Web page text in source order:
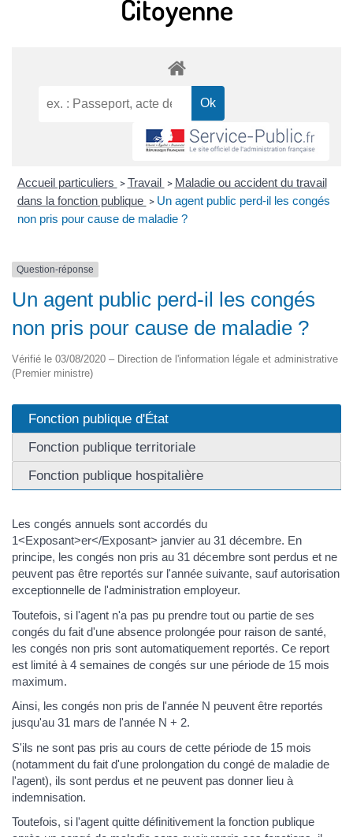
Citoyenne
Accueil particuliers > Travail > Maladie ou accident du travail
dans la fonction publique > Un agent public perd-il les congés
non pris pour cause de maladie ?
Question-réponse
Un agent public perd-il les congés
non pris pour cause de maladie ?
Vérifié le 03/08/2020 – Direction de l'information légale et administrative
(Premier ministre)
Fonction publique d'État
Fonction publique territoriale
Fonction publique hospitalière
Les congés annuels sont accordés du
1<Exposant>er</Exposant> janvier au 31 décembre. En
principe, les congés non pris au 31 décembre sont perdus et ne
peuvent pas être reportés sur l'année suivante, sauf autorisation
exceptionnelle de l'administration employeur.
Toutefois, si l'agent n'a pas pu prendre tout ou partie de ses
congés du fait d'une absence prolongée pour raison de santé,
les congés non pris sont automatiquement reportés. Ce report
est limité à 4 semaines de congés sur une période de 15 mois
maximum.
Ainsi, les congés non pris de l'année N peuvent être reportés
jusqu'au 31 mars de l'année N + 2.
S'ils ne sont pas pris au cours de cette période de 15 mois
(notamment du fait d'une prolongation du congé de maladie de
l'agent), ils sont perdus et ne peuvent pas donner lieu à
indemnisation.
Toutefois, si l'agent quitte définitivement la fonction publique